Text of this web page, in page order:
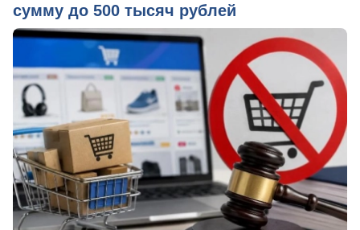
сумму до 500 тысяч рублей